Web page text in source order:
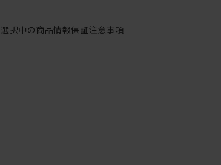
選択中の商品情報保証注意事項